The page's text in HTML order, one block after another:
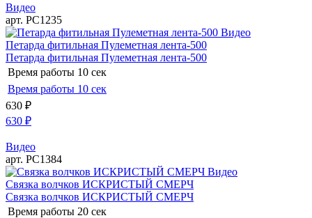
Видео
арт. РС1235
Видео
Петарда фитильная Пулеметная лента-500
Петарда фитильная Пулеметная лента-500
Время работы 10 сек
Время работы 10 сек
630 ₽
630 ₽
Видео
арт. РС1384
Видео
Связка волчков ИСКРИСТЫЙ СМЕРЧ
Связка волчков ИСКРИСТЫЙ СМЕРЧ
Время работы 20 сек